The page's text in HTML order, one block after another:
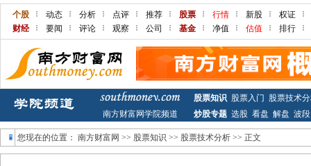
个股 动态 分析 点评 推荐 股票 行情 新股
权证
财经
要闻 评论 观察 公司 基金 净值 估值 排行
股票知识 股票入门 股票技术
南方财富网学院频道
炒股专题 选股 看盘 解盘 波段
您现在的位置： 南方财富网 >> 股票知识 >> 股票技术分析 >> 正文